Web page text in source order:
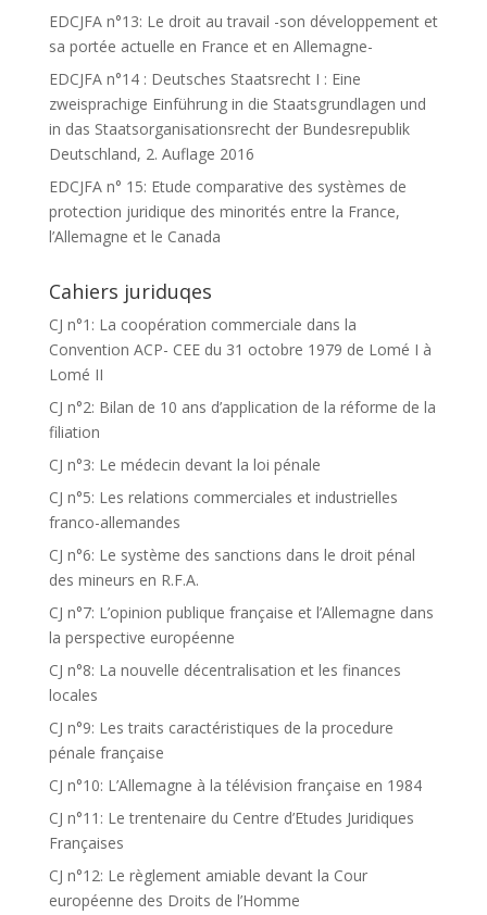
EDCJFA n°13: Le droit au travail -son développement et
sa portée actuelle en France et en Allemagne-
EDCJFA n°14 : Deutsches Staatsrecht I : Eine
zweisprachige Einführung in die Staatsgrundlagen und
in das Staatsorganisationsrecht der Bundesrepublik
Deutschland, 2. Auflage 2016
EDCJFA n° 15: Etude comparative des systèmes de
protection juridique des minorités entre la France,
l’Allemagne et le Canada
Cahiers juriduqes
CJ n°1: La coopération commerciale dans la
Convention ACP- CEE du 31 octobre 1979 de Lomé I à
Lomé II
CJ n°2: Bilan de 10 ans d’application de la réforme de la
filiation
CJ n°3: Le médecin devant la loi pénale
CJ n°5: Les relations commerciales et industrielles
franco-allemandes
CJ n°6: Le système des sanctions dans le droit pénal
des mineurs en R.F.A.
CJ n°7: L’opinion publique française et l’Allemagne dans
la perspective européenne
CJ n°8: La nouvelle décentralisation et les finances
locales
CJ n°9: Les traits caractéristiques de la procedure
pénale française
CJ n°10: L’Allemagne à la télévision française en 1984
CJ n°11: Le trentenaire du Centre d’Etudes Juridiques
Françaises
CJ n°12: Le règlement amiable devant la Cour
européenne des Droits de l’Homme